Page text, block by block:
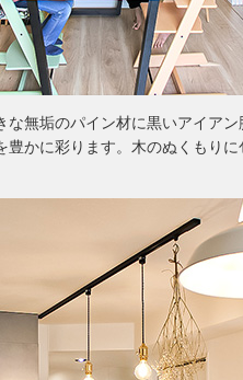
な無垢のパイン材に黒いアイア
豊かに彩ります。木のぬくもり